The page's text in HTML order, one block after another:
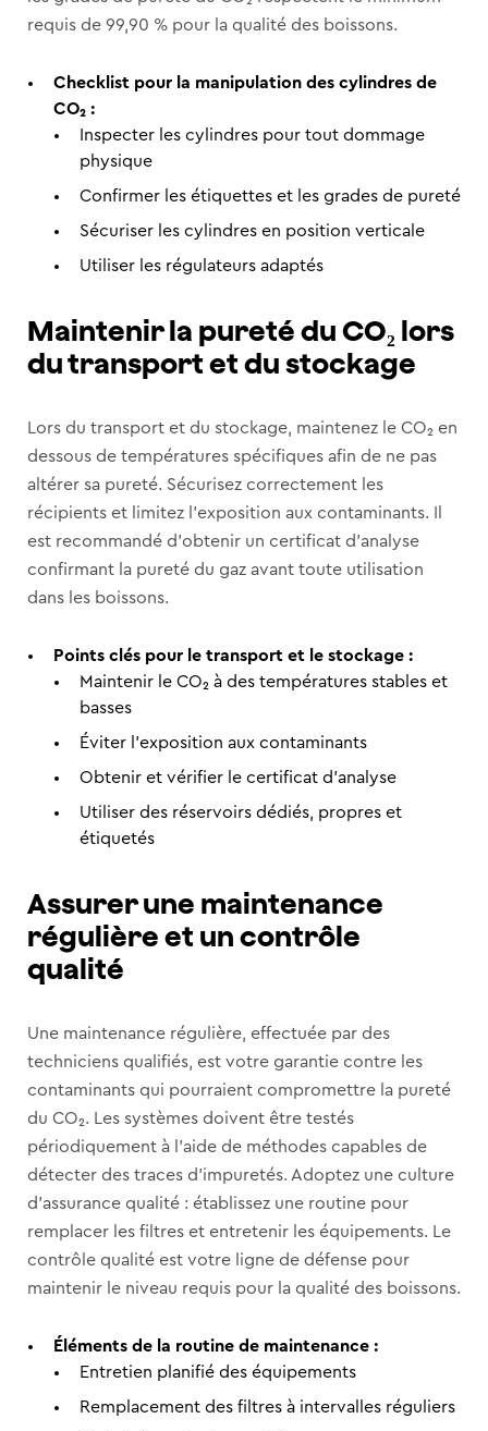
requis de 99,90 % pour la qualité des boissons.
Checklist pour la manipulation des cylindres de
CO₂ :
Inspecter les cylindres pour tout dommage
physique
Confirmer les étiquettes et les grades de pureté
Sécuriser les cylindres en position verticale
Utiliser les régulateurs adaptés
Maintenir la pureté du CO₂ lors
du transport et du stockage
Lors du transport et du stockage, maintenez le CO₂ en
dessous de températures spécifiques afin de ne pas
altérer sa pureté. Sécurisez correctement les
récipients et limitez l’exposition aux contaminants. Il
est recommandé d’obtenir un certificat d’analyse
confirmant la pureté du gaz avant toute utilisation
dans les boissons.
Points clés pour le transport et le stockage :
Maintenir le CO₂ à des températures stables et
basses
Éviter l’exposition aux contaminants
Obtenir et vérifier le certificat d’analyse
Utiliser des réservoirs dédiés, propres et
étiquetés
Assurer une maintenance
régulière et un contrôle
qualité
Une maintenance régulière, effectuée par des
techniciens qualifiés, est votre garantie contre les
contaminants qui pourraient compromettre la pureté
du CO₂. Les systèmes doivent être testés
périodiquement à l’aide de méthodes capables de
détecter des traces d’impuretés. Adoptez une culture
d’assurance qualité : établissez une routine pour
remplacer les filtres et entretenir les équipements. Le
contrôle qualité est votre ligne de défense pour
maintenir le niveau requis pour la qualité des boissons.
Éléments de la routine de maintenance :
Entretien planifié des équipements
Remplacement des filtres à intervalles réguliers